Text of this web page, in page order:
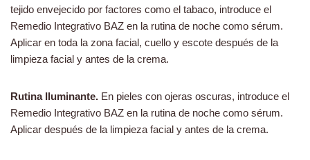
tejido envejecido por factores como el tabaco, introduce el
Remedio Integrativo BAZ en la rutina de noche como sérum.
Aplicar en toda la zona facial, cuello y escote después de la
limpieza facial y antes de la crema.
Rutina Iluminante. En pieles con ojeras oscuras, introduce el
Remedio Integrativo BAZ en la rutina de noche como sérum.
Aplicar después de la limpieza facial y antes de la crema.